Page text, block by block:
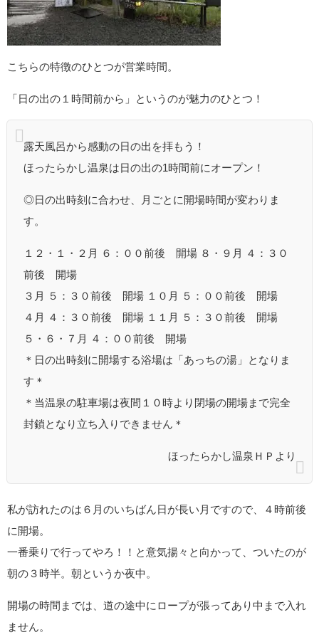
こちらの特徴のひとつが営業時間。
「日の出の１時間前から」というのが魅力のひとつ！
露天風呂から感動の日の出を拝もう！
ほったらかし温泉は日の出の1時間前にオープン！
◎日の出時刻に合わせ、月ごとに開場時間が変わりま
す。
１２・１・２月 ６：００前後 開場 ８・９月 ４：３０
前後 開場
３月 ５：３０前後 開場 １０月 ５：００前後 開場
４月 ４：３０前後 開場 １１月 ５：３０前後 開場
５・６・７月 ４：００前後 開場
＊日の出時刻に開場する浴場は「あっちの湯」となりま
す＊
＊当温泉の駐車場は夜間１０時より閉場の開場まで完全
封鎖となり立ち入りできません＊
ほったらかし温泉ＨＰより
私が訪れたのは６月のいちばん日が長い月ですので、４時前後
に開場。
一番乗りで行ってやろ！！と意気揚々と向かって、ついたのが
朝の３時半。朝というか夜中。
開場の時間までは、道の途中にロープが張ってあり中まで入れ
ません。